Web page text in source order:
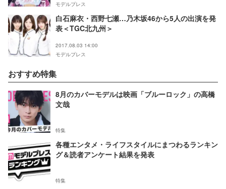
モデルプレス
白石麻衣・西野七瀬…乃木坂46から5人の出演を発
表＜TGC北九州＞
2017.08.03 14:00
モデルプレス
おすすめ特集
8月のカバーモデルは映画「ブルーロック」の高橋
文哉
特集
各種エンタメ・ライフスタイルにまつわるランキン
グ＆読者アンケート結果を発表
特集